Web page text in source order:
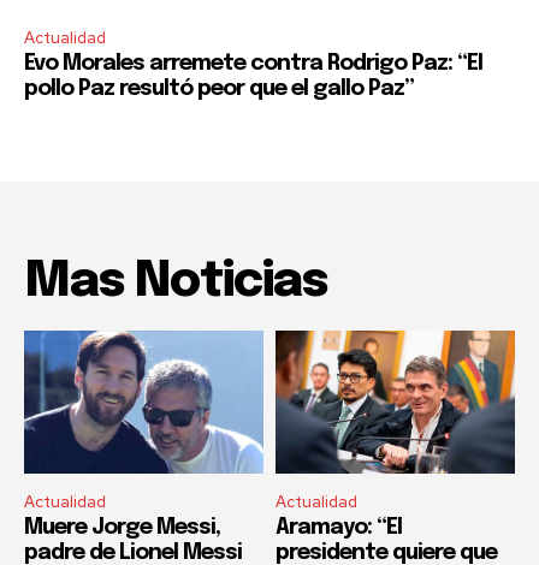
Actualidad
Evo Morales arremete contra Rodrigo Paz: “El
pollo Paz resultó peor que el gallo Paz”
Mas Noticias
Actualidad
Muere Jorge Messi,
padre de Lionel Messi
Actualidad
Aramayo: “El
presidente quiere que